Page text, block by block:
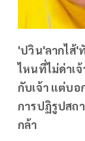
'ปวิน'ลากไส้'
ไหนที่ไม่ด่าเ
กับเจ้า แต่บอ
การปฏิรูปสถ
กล้า